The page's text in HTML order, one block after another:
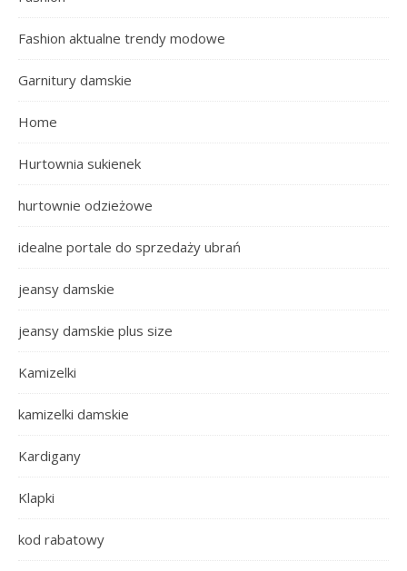
Fashion aktualne trendy modowe
Garnitury damskie
Home
Hurtownia sukienek
hurtownie odzieżowe
idealne portale do sprzedaży ubrań
jeansy damskie
jeansy damskie plus size
Kamizelki
kamizelki damskie
Kardigany
Klapki
kod rabatowy